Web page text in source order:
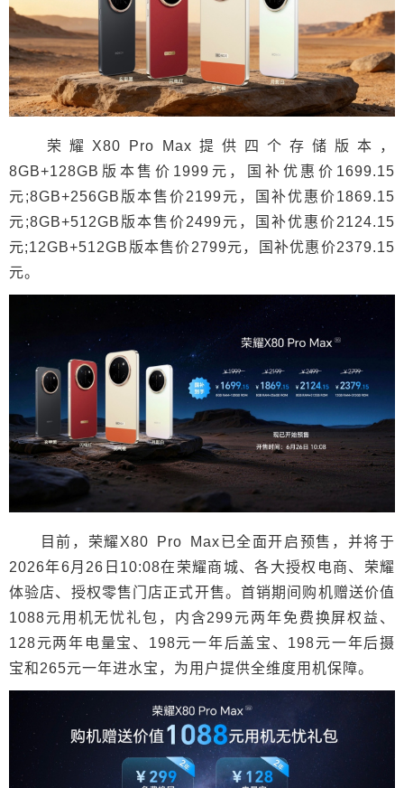
荣耀X80 Pro Max提供四个存储版本，
8GB+128GB版本售价1999元，国补优惠价1699.15
元;8GB+256GB版本售价2199元，国补优惠价1869.15
元;8GB+512GB版本售价2499元，国补优惠价2124.15
元;12GB+512GB版本售价2799元，国补优惠价2379.15
元。
目前，荣耀X80 Pro Max已全面开启预售，并将于
2026年6月26日10:08在荣耀商城、各大授权电商、荣耀
体验店、授权零售门店正式开售。首销期间购机赠送价值
1088元用机无忧礼包，内含299元两年免费换屏权益、
128元两年电量宝、198元一年后盖宝、198元一年后摄
宝和265元一年进水宝，为用户提供全维度用机保障。